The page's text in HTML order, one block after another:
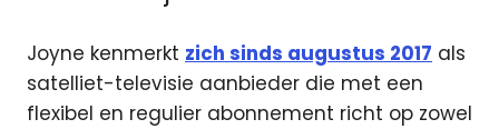
Joyne kenmerkt zich sinds augustus 2017 als
satelliet-televisie aanbieder die met een
flexibel en regulier abonnement richt op zowel